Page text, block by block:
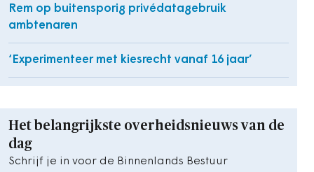
Rem op buitensporig privédatagebruik
ambtenaren
‘Experimenteer met kiesrecht vanaf 16 jaar’
Het belangrijkste overheidsnieuws van de
dag
Schrijf je in voor de Binnenlands Bestuur